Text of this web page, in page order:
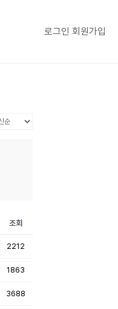
로그인 회원가입
조회
2212
1863
3688